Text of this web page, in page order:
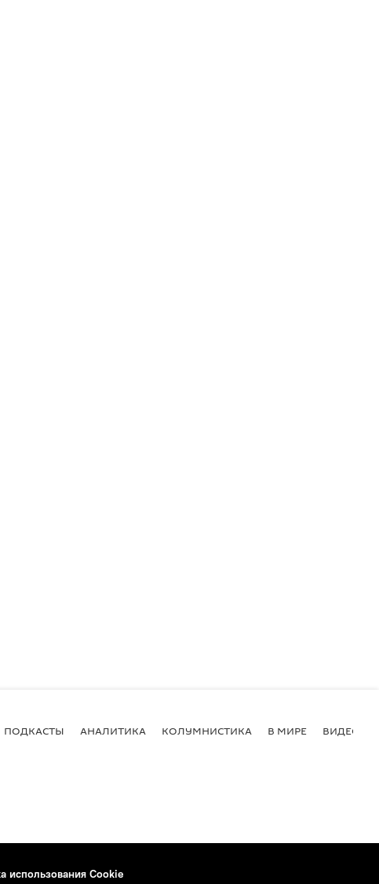
ПОДКАСТЫ АНАЛИТИКА КОЛУМНИСТИКА В МИРЕ ВИДЕО
использования Cookie